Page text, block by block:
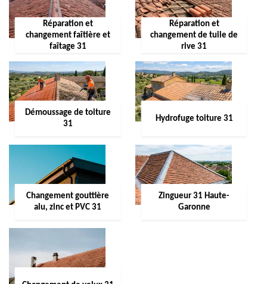
Réparation et
changement faîtière et
faîtage 31
Réparation et
changement de tuile de
rive 31
Démoussage de toiture
31
Hydrofuge toiture 31
Changement gouttière
alu, zinc et PVC 31
Zingueur 31 Haute-
Garonne